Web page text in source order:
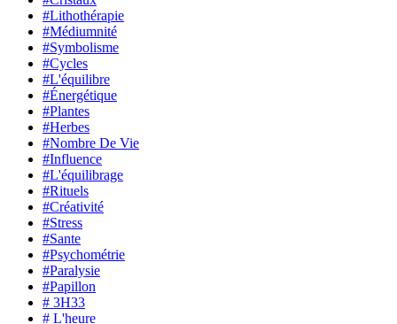
#Lithothérapie
#Médiumnité
#Symbolisme
#Cycles
#L'équilibre
#Énergétique
#Plantes
#Herbes
#Nombre De Vie
#Influence
#L'équilibrage
#Rituels
#Créativité
#Stress
#Sante
#Psychométrie
#Paralysie
#Papillon
# 3H33
# L'heure